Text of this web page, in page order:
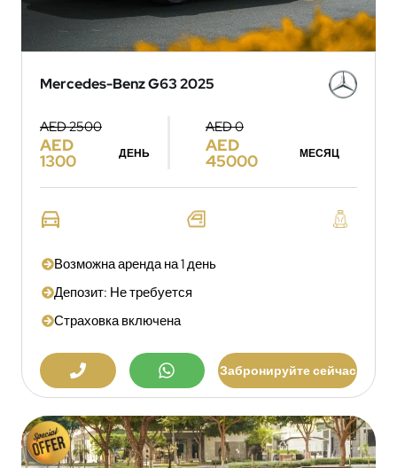
Mercedes-Benz G63 2025
AED 2500
AED
1300 ДЕНЬ
AED 0
AED
45000 МЕСЯЦ
Возможна аренда на 1 день
Депозит: Не требуется
Страховка включена
Забронируйте сейчас